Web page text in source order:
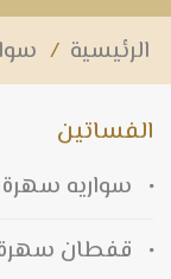
الرئيسية /
الفساتين
سواريه
قفطان